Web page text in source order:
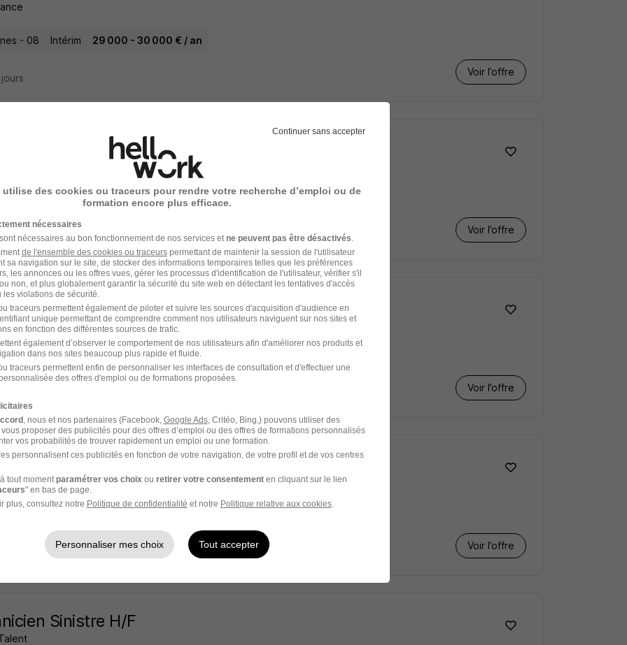
- 08 Intérim 29 000 - 30 000 € / an
Voir l’offre
Sinistre H/F
- 45 Intérim 22 000 - 25 000 € / an 3 mois
Voir l’offre
Indemnisation H/F
professional
- 67 Intérim 16,58 - 17 € / heure
Voir l’offre
en Sinistre H/F
Voir l’offre
Sinistre H/F
Continuer sans accepter
utilise des cookies ou traceurs pour rendre votre recherche d’emploi ou de
formation encore plus efficace.
nécessaires
nécessaires au bon fonctionnement de nos services et ne peuvent pas être désactivés
de l'ensemble des cookies ou traceurspermettant de maintenir la session de l'utilisateur
sa navigation sur le site, de stocker des informations temporaires telles que les préférences
les annonces ou les offres vues, gérer les processus d'identification de l'utilisateur, vérifier s'il
non, et plus globalement garantir la sécurité du site web en détectant les tentatives d'accès
violations de sécurité.
traceurs permettent également de piloter et suivre les sources d'acquisition d'audience en
unique permettant de comprendre comment nos utilisateurs naviguent sur nos sites et
en fonction des différentes sources de trafic.
également d’observer le comportement de nos utilisateurs afin d'améliorer nos produits et
dans nos sites beaucoup plus rapide et fluide.
traceurs permettent enfin de personnaliser les interfaces de consultation et d'effectuer une
des offres d'emploi ou de formations proposées.
, nous et nos partenaires (Facebook, Google Ads, Critéo, Bing,) pouvons utiliser des
proposer des publicités pour des offres d’emploi ou des offres de formations personnalisés
vos probabilités de trouver rapidement un emploi ou une formation.
personnalisent ces publicités en fonction de votre navigation, de votre profil et de vos centres
tout moment paramétrer vos choix ou retirer votre consentementen cliquant sur le lien
" en bas de page.
plus, consultez notre Politique de confidentialité et notre Politique relative aux cookies.
Personnaliser mes choix Tout accepter